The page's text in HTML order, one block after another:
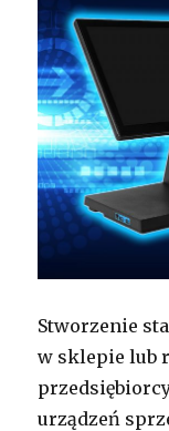
Stworzenie
w sklepie lub
urządzeń